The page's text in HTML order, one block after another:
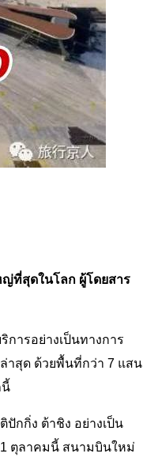
ญ่ที่สุดในโลก ผู้โดยสาร
การอย่างเป็นทางการ
าสุด ด้วยพื้นที่กว่า 7 แสน
นี้
กกิ่ง ต้าชิง อย่างเป็น
1 ตุลาคมนี้ สนามบินใหม่